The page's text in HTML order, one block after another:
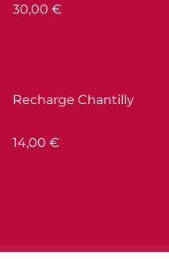
30,00 €
Recharge Chantilly
14,00 €